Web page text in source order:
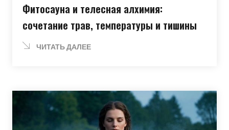
Фитосауна и телесная алхимия:
сочетание трав, температуры и тишины
ЧИТАТЬ ДАЛЕЕ